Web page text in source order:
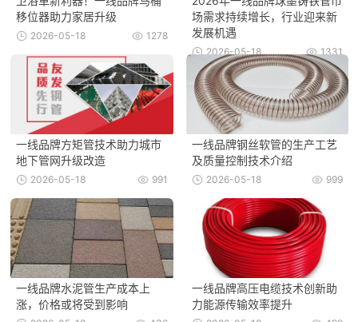
移位器助力家居升级
1278
2026-05-18
场需求持续增长，行业迎来新
发展机遇
1331
2026-05-18
一线品牌方矩管技术助力城市
地下管网升级改造
991
2026-05-18
一线品牌钢丝软管的生产工艺
及质量控制技术介绍
999
2026-05-18
一线品牌水泥管生产成本上
涨，价格或将受到影响
一线品牌高压电缆技术创新助
力能源传输效率提升